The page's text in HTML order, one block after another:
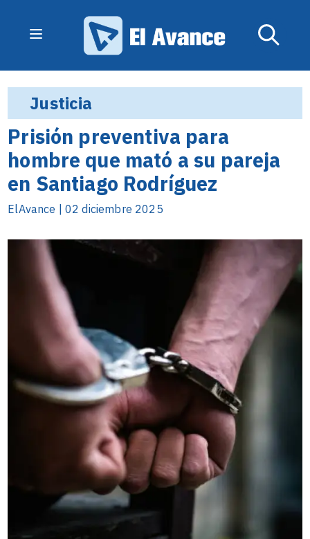
Justicia
Prisión preventiva para
hombre que mató a su pareja
en Santiago Rodríguez
ElAvance | 02 diciembre 2025